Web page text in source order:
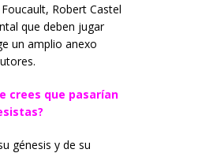
Robert Castel
que deben jugar
un amplio anexo
crees que pasarían
génesis y de su